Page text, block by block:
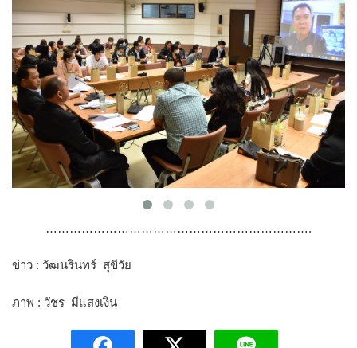
………………………………………………………….
ข่าว : วัฒนรินทร์ สุขีวัย
ภาพ : วัชร มีแสงเงิน